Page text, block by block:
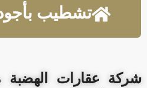
تشطيب بأجود
شركة عقارات الهضبة